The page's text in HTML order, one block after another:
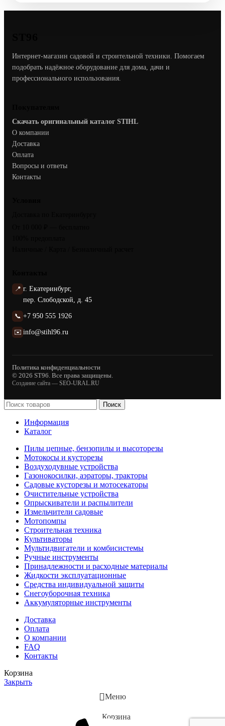
Интернет-магазин садовой и строительной техники. Помогаем
подобрать надёжное оборудование для дома, дачи и
профессионального использования.
Скачать оригинальный каталог STIHL
О компании
Доставка
Оплата
Вопросы и ответы
Контакты
📍 г. Екатеринбург,
пер. Слободской, д. 45
📞 +7 950 555 1926
✉️ info@stihl96.ru
Политика конфиденциальности
© 2026 ST96. Все права защищены.
Создание сайта — SEO-URAL.RU
Поиск
Информация
Каталог
Пилы цепные, бензопилы и высоторезы
Мотокосы и кусторезы
Воздуходувные устройства
Газонокосилки, аэраторы, тракторы
Садовые кусторезы и мотосекаторы
Очистительные устройства
Опрыскиватели и распылители
Измельчители садовые
Мотопомпы
Строительная техника
Культиваторы
Мультидвигатели и комбисистемы
Ручные инструменты
Принадлежности и расходные материалы
Жидкости эксплуатационные
Средства индивидуальной защиты
Снегоуборочная техника
Аккумуляторные инструменты
Доставка
Оплата
О компании
FAQ
Контакты
Корзина
Закрыть
Меню
Корзина